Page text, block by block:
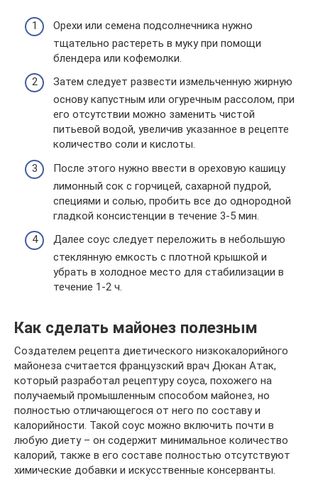
Орехи или семена подсолнечника нужно
тщательно растереть в муку при помощи
блендера или кофемолки.
Затем следует развести измельченную жирную
основу капустным или огуречным рассолом, при
его отсутствии можно заменить чистой
питьевой водой, увеличив указанное в рецепте
количество соли и кислоты.
После этого нужно ввести в ореховую кашицу
лимонный сок с горчицей, сахарной пудрой,
специями и солью, пробить все до однородной
гладкой консистенции в течение 3-5 мин.
Далее соус следует переложить в небольшую
стеклянную емкость с плотной крышкой и
убрать в холодное место для стабилизации в
течение 1-2 ч.
Как сделать майонез полезным
Создателем рецепта диетического низкокалорийного
майонеза считается французский врач Дюкан Атак,
который разработал рецептуру соуса, похожего на
получаемый промышленным способом майонез, но
полностью отличающегося от него по составу и
калорийности. Такой соус можно включить почти в
любую диету – он содержит минимальное количество
калорий, также в его составе полностью отсутствуют
химические добавки и искусственные консерванты.